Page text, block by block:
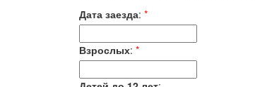
Дата заезда: *
Взрослых: *